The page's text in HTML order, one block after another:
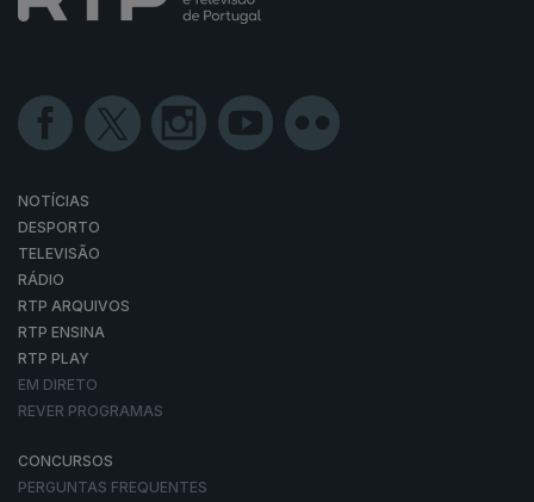
NOTÍCIAS
DESPORTO
TELEVISÃO
RÁDIO
RTP ARQUIVOS
RTP ENSINA
RTP PLAY
EM DIRETO
REVER PROGRAMAS
CONCURSOS
PERGUNTAS FREQUENTES